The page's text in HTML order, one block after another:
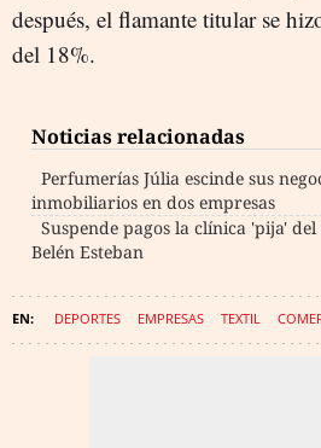
después, el flamante titular se
del 18%.
Noticias relacionadas
Perfumerías Júlia escinde sus
inmobiliarios en dos empresas
Suspende pagos la clínica 'pija'
Belén Esteban
DEPORTES EMPRESAS TEXTIL